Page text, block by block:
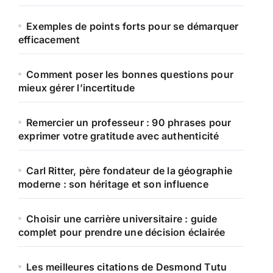
Exemples de points forts pour se démarquer
efficacement
Comment poser les bonnes questions pour
mieux gérer l’incertitude
Remercier un professeur : 90 phrases pour
exprimer votre gratitude avec authenticité
Carl Ritter, père fondateur de la géographie
moderne : son héritage et son influence
Choisir une carrière universitaire : guide
complet pour prendre une décision éclairée
Les meilleures citations de Desmond Tutu